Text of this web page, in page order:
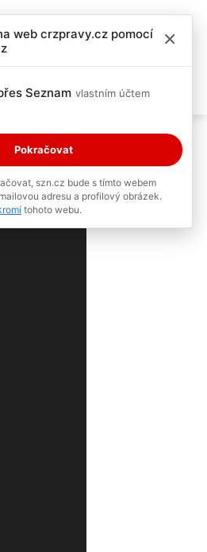
web crzpravy.cz pomocí
×
Seznam vlastním účtem
Pokračovat
szn.cz bude s tímto webem
adresu a profilový obrázek.
tohoto webu.